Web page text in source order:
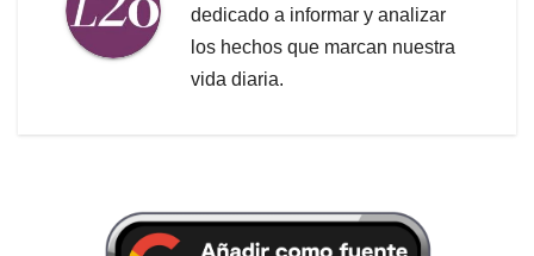
dedicado a informar y analizar
los hechos que marcan nuestra
vida diaria.